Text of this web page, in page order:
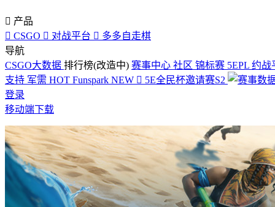
 产品
 CSGO  对战平台  多多自走棋
导航
CSGO大数据 排行榜(改造中) 赛事中心 社区 锦标赛 5EPL 约战
支持 军需 HOT Funspark NEW  5E全民杯邀请赛S2
登录
移动端下载